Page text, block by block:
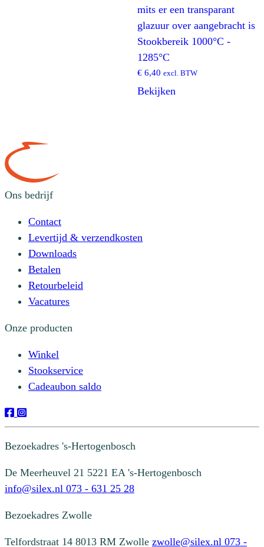
mits er een transparant
glazuur over aangebracht is
Stookbereik 1000°C -
1285°C
€6,40 excl. BTW
Bekijken
Ons bedrijf
Contact
Levertijd & verzendkosten
Downloads
Betalen
Retourbeleid
Vacatures
Onze producten
Winkel
Stookservice
Cadeaubon saldo
Bezoekadres 's-Hertogenbosch
De Meerheuvel 21 5221 EA 's-Hertogenbosch
info@silex.nl 073 - 631 25 28
Bezoekadres Zwolle
Telfordstraat 14 8013 RM Zwolle zwolle@silex.nl 073 -